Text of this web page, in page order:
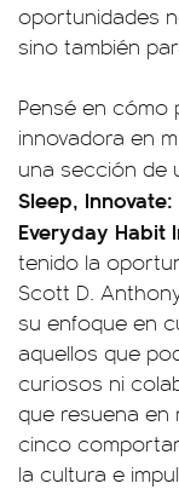
oportunidades
sino también
Pensé en cómo
innovadora en
una sección de
Sleep,
Everyday Habit
tenido la
Scott D.
su enfoque en
aquellos que
curiosos ni
que resuena en
cinco
la cultura e